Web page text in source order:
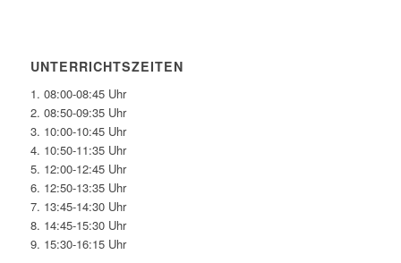
UNTERRICHTSZEITEN
1. 08:00-08:45 Uhr
2. 08:50-09:35 Uhr
3. 10:00-10:45 Uhr
4. 10:50-11:35 Uhr
5. 12:00-12:45 Uhr
6. 12:50-13:35 Uhr
7. 13:45-14:30 Uhr
8. 14:45-15:30 Uhr
9. 15:30-16:15 Uhr